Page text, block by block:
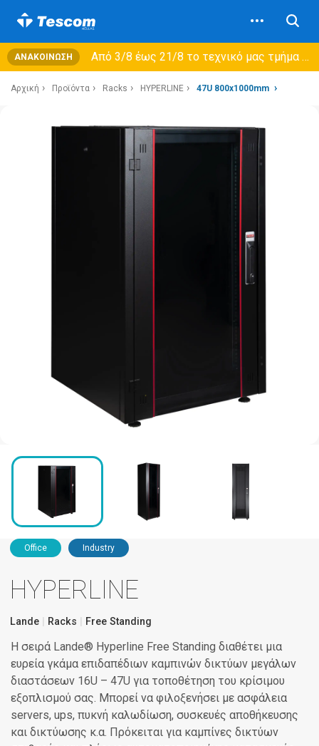
ΑΝΑΚΟΊΝΩΣΗ Από 3/8 έως 21/8 τo τεχνικό μας τμήμα θα εξυπηρετεί μόνο συμβόλαια συντήρησης και όχι νέες παραλαβές →
Αρχική Προϊόντα Racks HYPERLINE 47U 800x1000mm
Office Industry
HYPERLINE
Lande Racks Free Standing
Η σειρά Lande® Hyperline Free Standing διαθέτει μια
ευρεία γκάμα επιδαπέδιων καμπινών δικτύων μεγάλων
διαστάσεων 16U – 47U για τοποθέτηση του κρίσιμου
εξοπλισμού σας. Μπορεί να φιλοξενήσει με ασφάλεια
servers, ups, πυκνή καλωδίωση, συσκευές αποθήκευσης
και δικτύωσης κ.α. Πρόκειται για καμπίνες δικτύων